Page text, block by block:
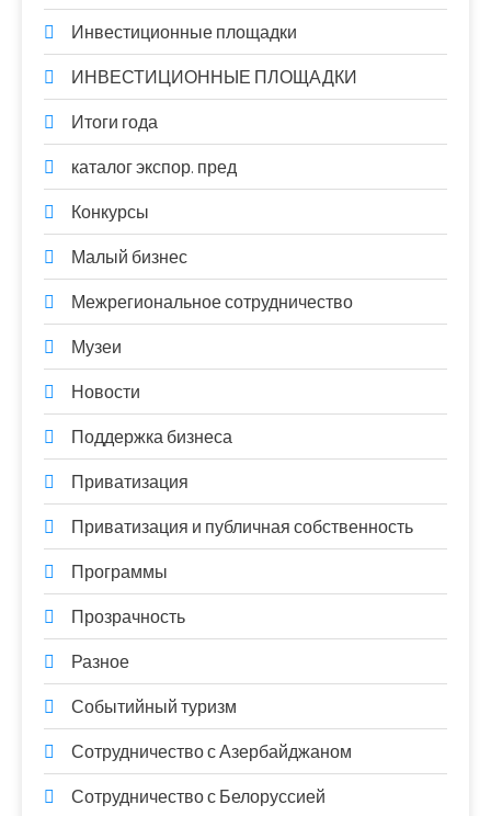
Инвестиционные площадки
ИНВЕСТИЦИОННЫЕ ПЛОЩАДКИ
Итоги года
каталог экспор. пред
Конкурсы
Малый бизнес
Межрегиональное сотрудничество
Музеи
Новости
Поддержка бизнеса
Приватизация
Приватизация и публичная собственность
Программы
Прозрачность
Разное
Событийный туризм
Сотрудничество с Азербайджаном
Сотрудничество с Белоруссией